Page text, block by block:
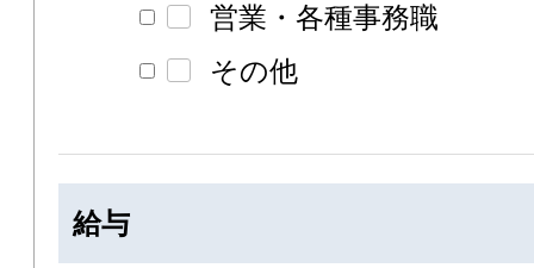
営業・各種事務職
その他
給与